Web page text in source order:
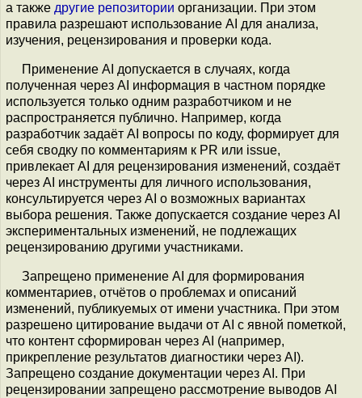
а также другие репозитории организации. При этом
правила разрешают использование AI для анализа,
изучения, рецензирования и проверки кода.
Применение AI допускается в случаях, когда
полученная через AI информация в частном порядке
используется только одним разработчиком и не
распространяется публично. Например, когда
разработчик задаёт AI вопросы по коду, формирует для
себя сводку по комментариям к PR или issue,
привлекает AI для рецензирования изменений, создаёт
через AI инструменты для личного использования,
консультируется через AI о возможных вариантах
выбора решения. Также допускается создание через AI
экспериментальных изменений, не подлежащих
рецензированию другими участниками.
Запрещено применение AI для формирования
комментариев, отчётов о проблемах и описаний
изменений, публикуемых от имени участника. При этом
разрешено цитирование выдачи от AI с явной пометкой,
что контент сформирован через AI (например,
прикрепление результатов диагностики через AI).
Запрещено создание документации через AI. При
рецензировании запрещено рассмотрение выводов AI